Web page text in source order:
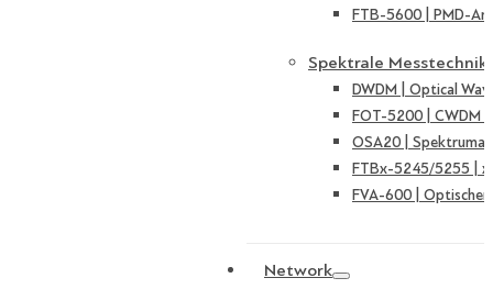
FTB-5600 | PMD-
Spektrale Messtechnik
DWDM | Optical
FOT-5200 | CWDM
OSA20 |
FTBx-5245/5255 |
FVA-600 | Optischer
Network